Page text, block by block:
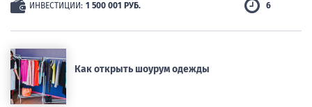
ИНВЕСТИЦИИ: 1 500 001 РУБ. 6
Как открыть шоурум одежды